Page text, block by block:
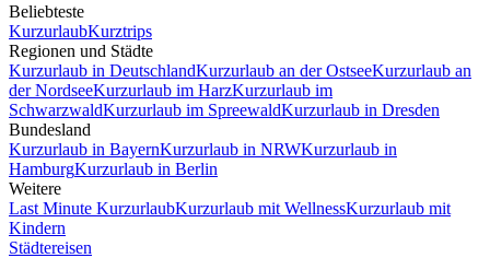
Beliebteste
KurzurlaubKurztrips
Regionen und Städte
Kurzurlaub in DeutschlandKurzurlaub an der OstseeKurzurlaub an
der NordseeKurzurlaub im HarzKurzurlaub im
SchwarzwaldKurzurlaub im SpreewaldKurzurlaub in Dresden
Bundesland
Kurzurlaub in BayernKurzurlaub in NRWKurzurlaub in
HamburgKurzurlaub in Berlin
Weitere
Last Minute KurzurlaubKurzurlaub mit WellnessKurzurlaub mit
Kindern
Städtereisen